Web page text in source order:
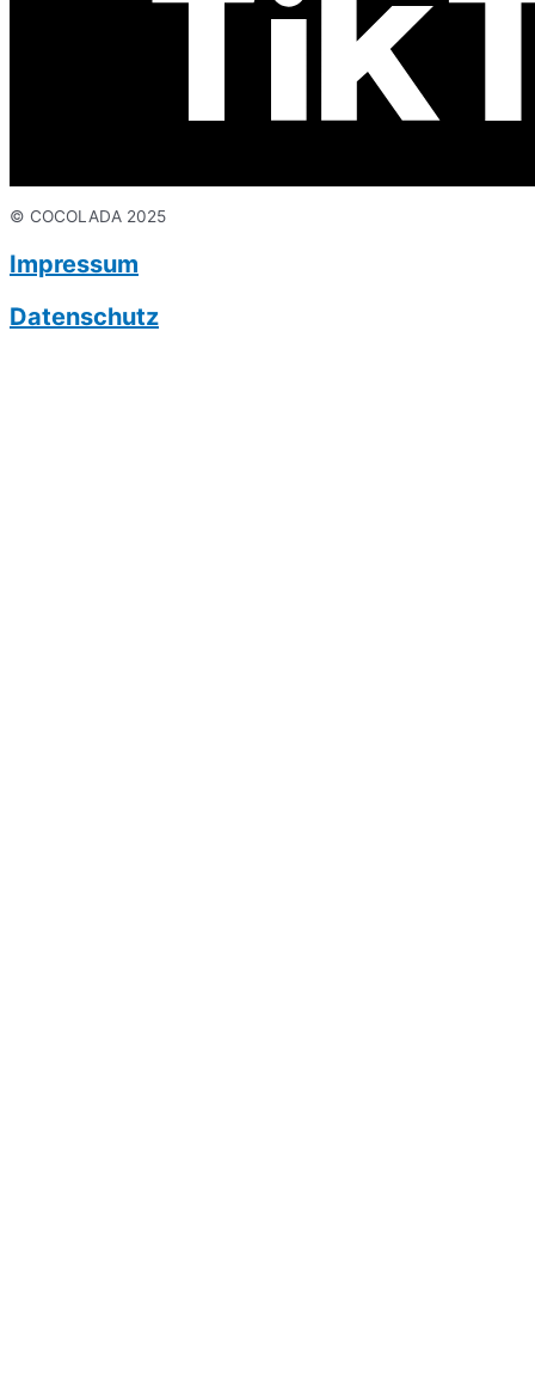
© COCOLADA 2025
Impressum
Datenschutz